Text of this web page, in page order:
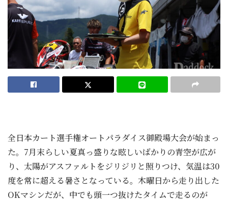
全日本カート選手権オートパラダイス御殿場大会が始まっ
た。7月末らしい夏真っ盛りな眩しいばかりの青空が広が
り、太陽がアスファルトをジリジリと照りつけ、気温は30
度を常に超える暑さとなっている。木曜日から走り出した
OKマシンだが、中でも頭一つ抜けたタイムで走るのが